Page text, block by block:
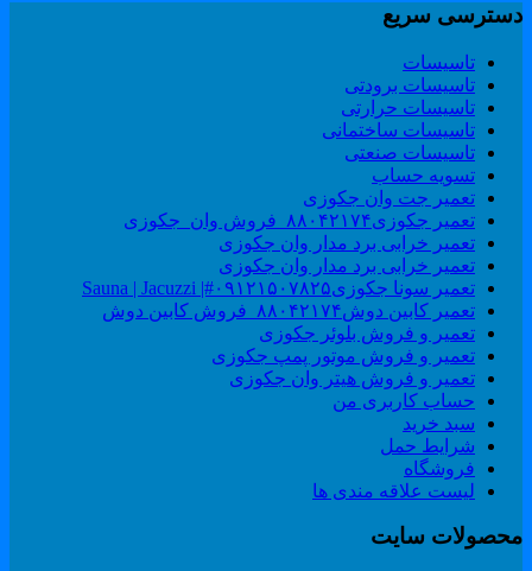
سریع
تاسیسات
تاسیسات برودتی
تاسیسات حرارتی
تاسیسات ساختمانی
تاسیسات صنعتی
تسویه حساب
تعمیر جت وان جکوزی
تعمیر جکوزی۸۸۰۴۲۱۷۴_فروش وان_جکوزی
تعمیر خرابی برد مدار وان جکوزی
تعمیر خرابی برد مدار وان جکوزی
تعمیر سونا جکوزی۰۹۱۲۱۵۰۷۸۲۵#| Sauna | Jacuzzi
تعمیر کابین دوش۸۸۰۴۲۱۷۴_فروش کابین دوش
تعمیر و فروش بلوئر جکوزی
تعمیر و فروش موتور پمپ جکوزی
تعمیر و فروش هیتر وان جکوزی
حساب کاربری من
سبد خرید
شرایط حمل
فروشگاه
لیست علاقه مندی ها
سایت